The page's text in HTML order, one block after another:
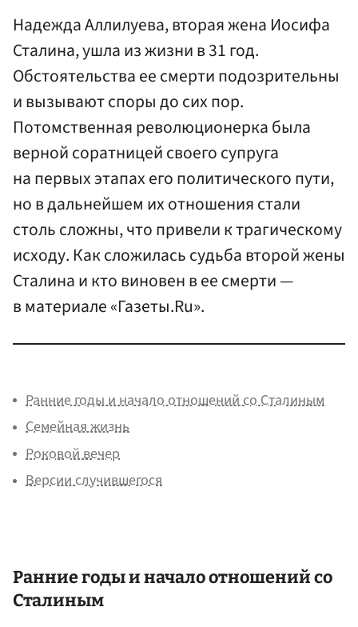
Надежда Аллилуева, вторая жена Иосифа
Сталина, ушла из жизни в 31 год.
Обстоятельства ее смерти подозрительны
и вызывают споры до сих пор.
Потомственная революционерка была
верной соратницей своего супруга
на первых этапах его политического пути,
но в дальнейшем их отношения стали
столь сложны, что привели к трагическому
исходу. Как сложилась судьба второй жены
Сталина и кто виновен в ее смерти —
в материале «Газеты.Ru».
Ранние годы и начало отношений со Сталиным
Семейная жизнь
Роковой вечер
Версии случившегося
Ранние годы и начало отношений со
Сталиным